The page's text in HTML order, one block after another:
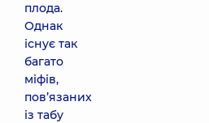
плода.
Однак
існує так
багато
міфів,
пов’язаних
із табу